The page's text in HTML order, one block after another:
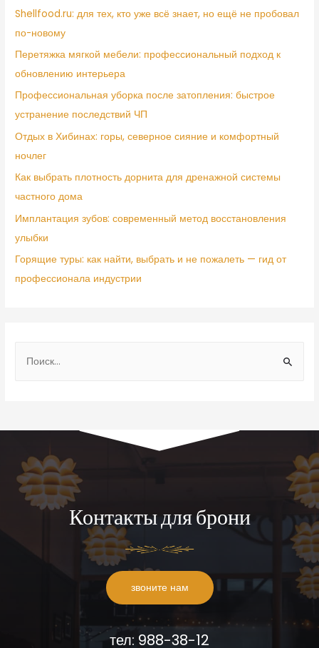
Shellfood.ru: для тех, кто уже всё знает, но ещё не пробовал
по-новому
Перетяжка мягкой мебели: профессиональный подход к
обновлению интерьера
Профессиональная уборка после затопления: быстрое
устранение последствий ЧП
Отдых в Хибинах: горы, северное сияние и комфортный
ночлег
Как выбрать плотность дорнита для дренажной системы
частного дома
Имплантация зубов: современный метод восстановления
улыбки
Горящие туры: как найти, выбрать и не пожалеть — гид от
профессионала индустрии
Контакты для брони
звоните нам
тел: 988-38-12